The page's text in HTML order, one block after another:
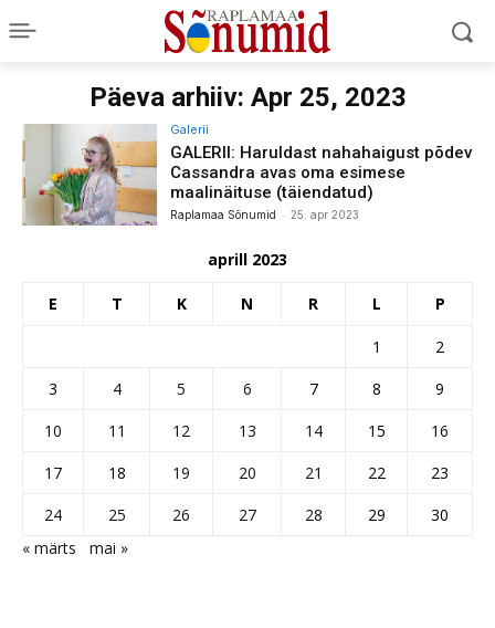
Päeva arhiiv: Apr 25, 2023
Galerii
GALERII: Haruldast nahahaigust põdev
Cassandra avas oma esimese
maalinäituse (täiendatud)
Raplamaa Sõnumid - 25. apr 2023
aprill 2023
E T K N R L P
1
2
3
4 5 6 7 8
9
10
11 12 13 14 15
16
17
18 19 20 21 22
23
24
25 26 27 28 29
30
« märts
mai »